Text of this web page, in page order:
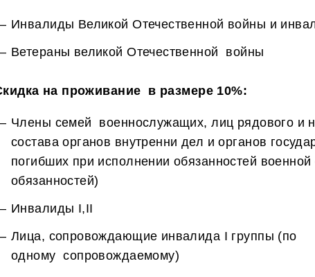
Инвалиды Великой Отечественной войны и
Ветераны великой Отечественной войны
на проживание в размере 10%:
Члены семей военнослужащих, лиц рядового и
состава органов внутренни дел и органов
погибших при исполнении обязанностей
обязанностей)
Инвалиды I,II
Лица, сопровождающие инвалида I группы (по
одному сопровождаемому)